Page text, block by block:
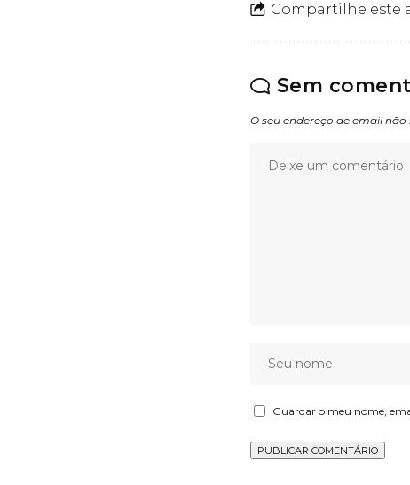
Compartilhe este
Sem
O seu endereço de email não
Guardar o meu nome,